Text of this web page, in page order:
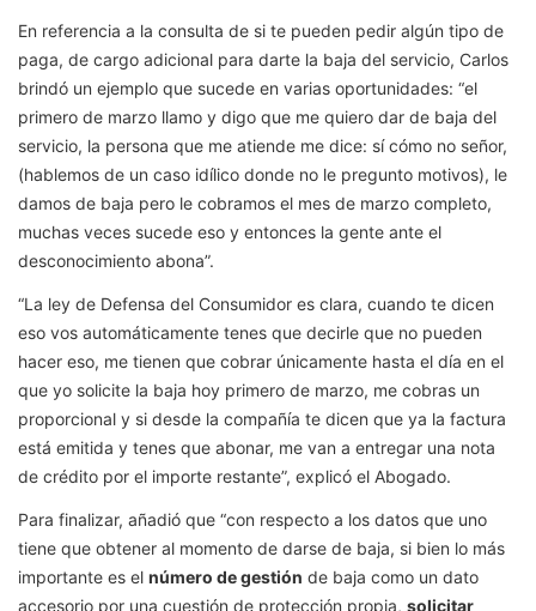
En referencia a la consulta de si te pueden pedir algún tipo de
paga, de cargo adicional para darte la baja del servicio, Carlos
brindó un ejemplo que sucede en varias oportunidades: “el
primero de marzo llamo y digo que me quiero dar de baja del
servicio, la persona que me atiende me dice: sí cómo no señor,
(hablemos de un caso idílico donde no le pregunto motivos), le
damos de baja pero le cobramos el mes de marzo completo,
muchas veces sucede eso y entonces la gente ante el
desconocimiento abona”.
“La ley de Defensa del Consumidor es clara, cuando te dicen
eso vos automáticamente tenes que decirle que no pueden
hacer eso, me tienen que cobrar únicamente hasta el día en el
que yo solicite la baja hoy primero de marzo, me cobras un
proporcional y si desde la compañía te dicen que ya la factura
está emitida y tenes que abonar, me van a entregar una nota
de crédito por el importe restante”, explicó el Abogado.
Para finalizar, añadió que “con respecto a los datos que uno
tiene que obtener al momento de darse de baja, si bien lo más
importante es el número de gestión de baja como un dato
accesorio por una cuestión de protección propia, solicitar